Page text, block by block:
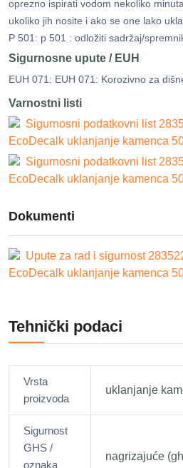
oprezno ispirati vodom nekoliko
ukoliko jih nosite i ako se one lako
P 501: p 501 : odložiti sadržaj/
Sigurnosne upute / EUH
EUH 071: EUH 071: Korozivno za
Varnostni listi
Sigurnosni podatkovni list
EcoDecalk uklanjanje kamenca
Sigurnosni podatkovni list
EcoDecalk uklanjanje kamenca
Dokumenti
Upute za rad i sigurnost
EcoDecalk uklanjanje kamenca
Tehnički podaci
Vrsta
proizvoda
uklanjanje
Sigurnost
GHS /
oznaka
nagrizajuće